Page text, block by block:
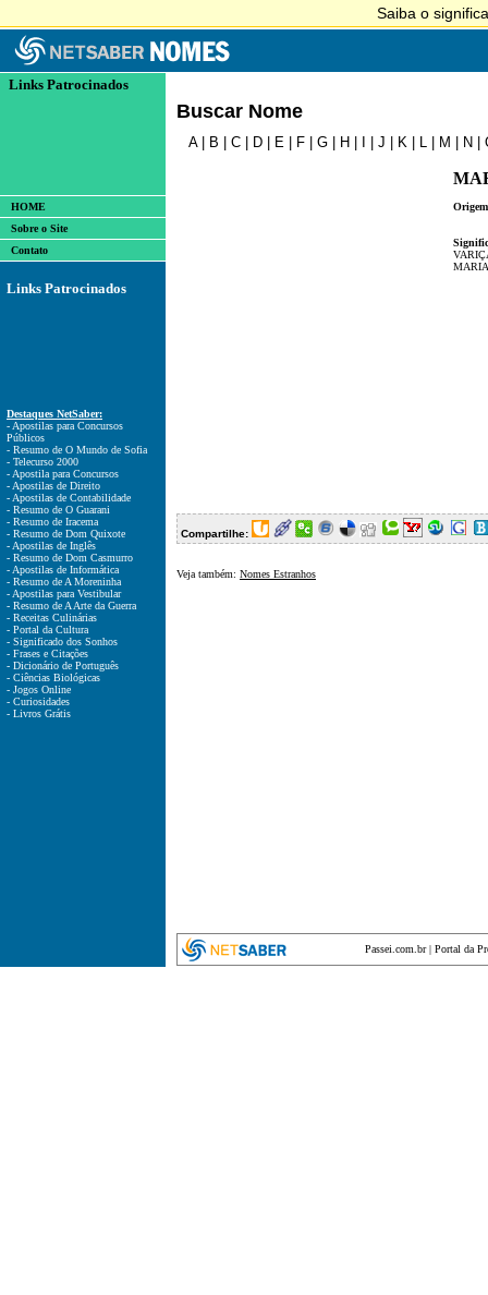
Links Patrocinados
HOME
Sobre o Site
Contato
Links Patrocinados
Destaques NetSaber:
- Apostilas para Concursos
Públicos
- Resumo de O Mundo de Sofia
- Telecurso 2000
- Apostila para Concursos
- Apostilas de Direito
- Apostilas de Contabilidade
- Resumo de O Guarani
- Resumo de Iracema
- Resumo de Dom Quixote
- Apostilas de Inglês
- Resumo de Dom Casmurro
- Apostilas de Informática
- Resumo de A Moreninha
- Apostilas para Vestibular
- Resumo de A Arte da Guerra
- Receitas Culinárias
- Portal da Cultura
- Significado dos Sonhos
- Frases e Citações
- Dicionário de Português
- Ciências Biológicas
- Jogos Online
- Curiosidades
- Livros Grátis
Buscar Nome
A| B C D E F G H J K L M N
Compartilhe:
Veja também: Nomes Estranhos
Passei.com.br| Portal da